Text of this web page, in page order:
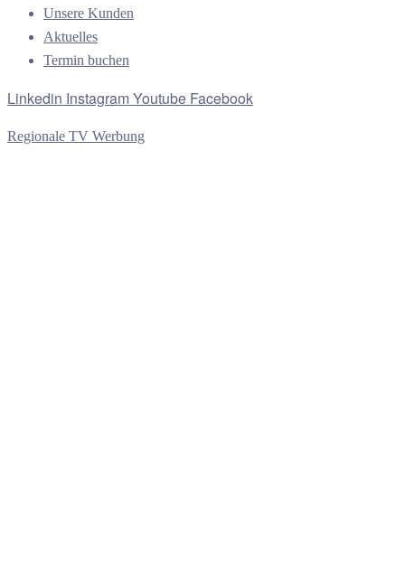
Unsere Kunden
Aktuelles
Termin buchen
Linkedin InstagramYoutube Facebook
Regionale TV Werbung